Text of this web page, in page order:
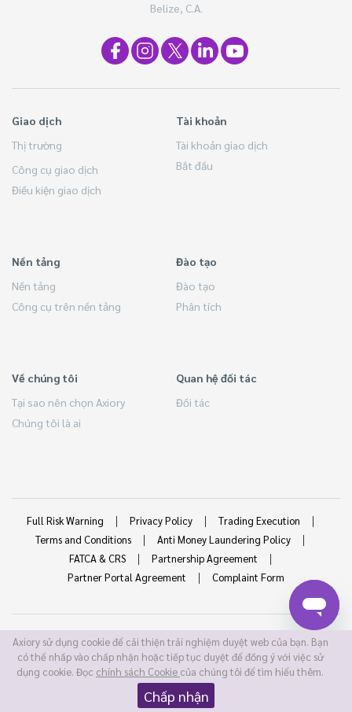
Belize, C.A.
Giao dịch
Thị trường
Công cụ giao dịch
Điều kiện giao dịch
Tài khoản
Tài khoản giao dịch
Bắt đầu
Nền tảng
Nền tảng
Công cụ trên nền tảng
Đào tạo
Đào tạo
Phân tích
Về chúng tôi
Tại sao nên chọn Axiory
Chúng tôi là ai
Quan hệ đối tác
Đối tác
Full Risk Warning Privacy Policy
Trading Execution
Terms and Conditions
Anti Money Laundering Policy
FATCA & CRS
Partnership Agreement
Partner Portal Agreement
Complaint Form
RISK WARNING
Giao dịch ký quỹ ngoại hối có mức độ rủi ro cao và có thể
không phù hợp với tất cả các nhà đầu tư. Đòn bẩy cao làm gia
tăng cả lợi nhuận và rủi ro tiềm năng của bạn. Trước khi quyết
Axiory sử dụng cookie để cải thiện trải nghiệm duyệt web của bạn. Bạn
có thể nhấp vào chấp nhận hoặc tiếp tục duyệt để đồng ý với việc sử
dụng cookie. Đọc chính sách Cookie của chúng tôi để tìm hiểu thêm.
Chấp nhận